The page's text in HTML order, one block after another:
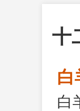
十
白
白